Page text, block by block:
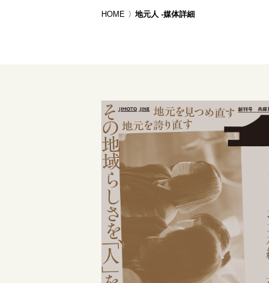
HOME 地元人 -媒体詳細